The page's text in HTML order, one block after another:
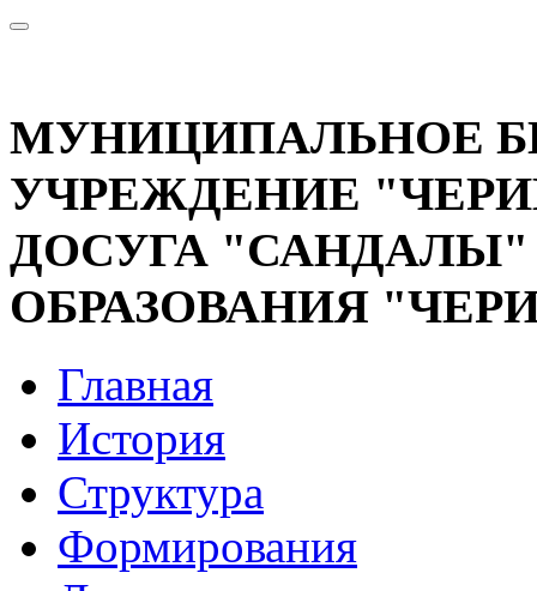
МУНИЦИПАЛЬНОЕ
УЧРЕЖДЕНИЕ
ДОСУГА
ОБРАЗОВАНИЯ
Главная
История
Структура
Формирования